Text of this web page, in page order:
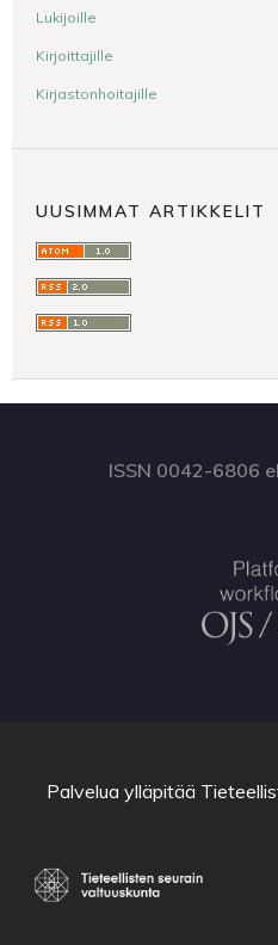
Lukijoille
Kirjoittajille
Kirjastonhoitajille
UUSIMMAT ARTIKKELIT
ISSN 0042-6806
Palvelua ylläpitää